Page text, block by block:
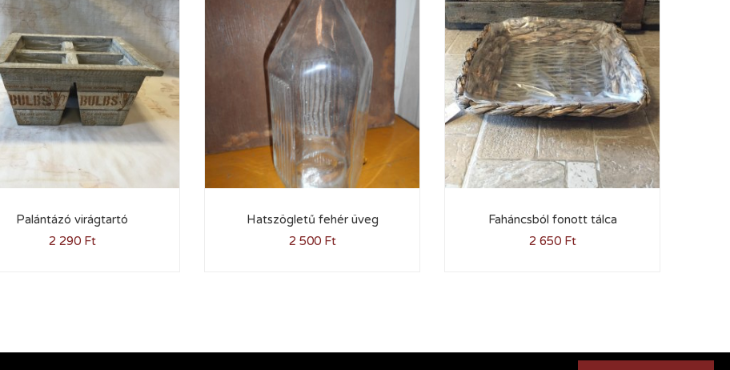
Palántázó virágtartó
2 290 Ft
Hatszögletű fehér üveg
2 500 Ft
Faháncsból fonott tálca
2 650 Ft